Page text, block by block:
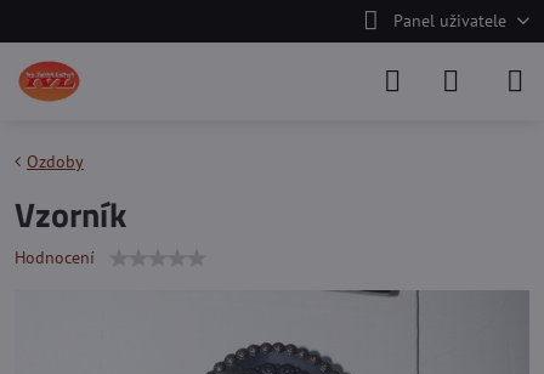
Panel uživatele
Ozdoby
Vzorník
Hodnocení